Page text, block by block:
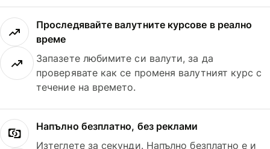
Проследявайте валутните курсове в реално
време
Запазете любимите си валути, за да
проверявате как се променя валутният курс с
течение на времето.
Напълно безплатно, без реклами
Изтеглете за секунди. Напълно безплатно е и